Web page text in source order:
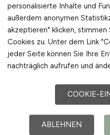
steht die
Arbeitgeber
Argumente
meisten? Wie lässt
Wettbewerb
Erfahrung mit, um
zu beantworten. Das
Marketingkonzept,
Vertrauen aufbaut und
personalisierte Inhalte und
außerdem anonymen
akzeptieren" klicken,
Cookies zu. Unter dem Link
jeder Seite können Sie Ihre
nachträglich aufrufen und
COOKIE-
ABLEHNEN